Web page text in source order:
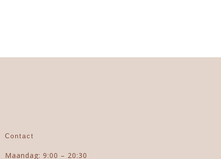
Contact
Maandag: 9:00 – 20:30